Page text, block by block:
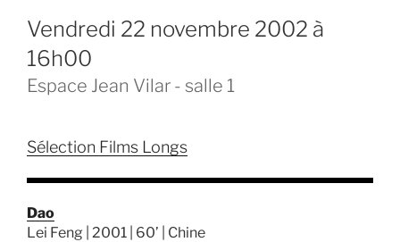
vendredi 22 novembre 2002 à
16h00
Espace Jean Vilar - salle 1
Sélection Films Longs
Dao
Lei Feng | 2001 | 60’ | Chine